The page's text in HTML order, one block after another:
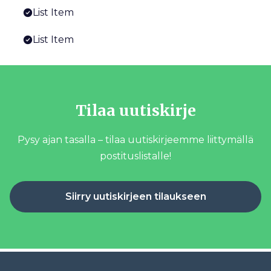
List Item
List Item
Tilaa uutiskirje
Pysy ajan tasalla – tilaa uutiskirjeemme liittymällä
postituslistalle!
Siirry uutiskirjeen tilaukseen